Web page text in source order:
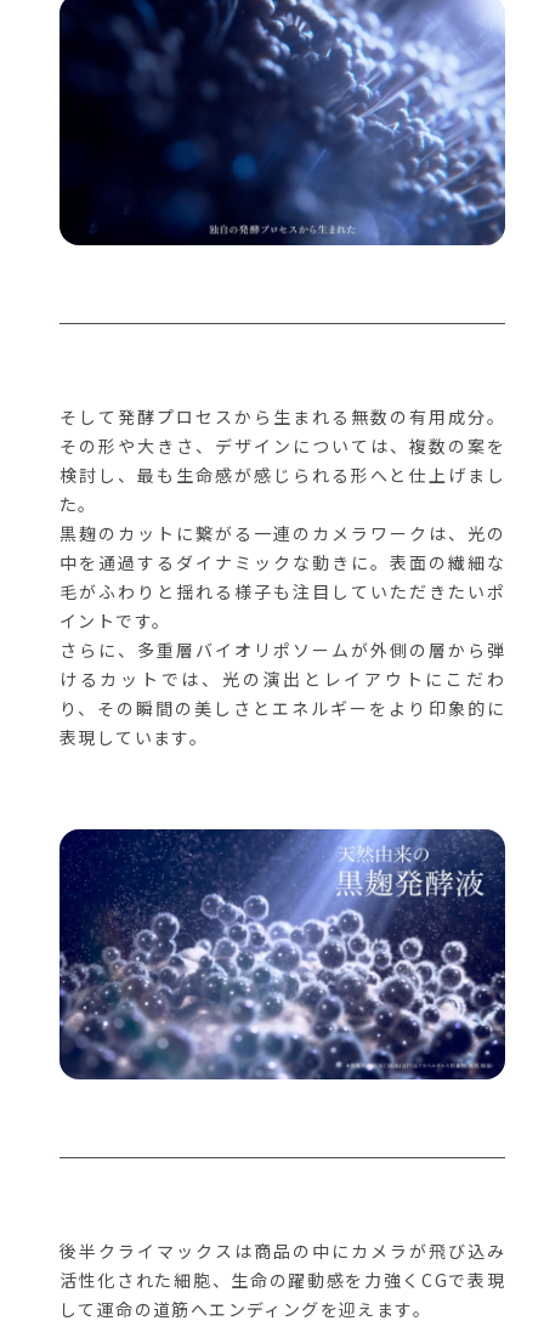
そして発酵プロセスから生まれる無数の有用成分。
その形や大きさ、デザインについては、複数の案を
検討し、最も生命感が感じられる形へと仕上げまし
た。
黒麹のカットに繋がる一連のカメラワークは、光の
中を通過するダイナミックな動きに。表面の繊細な
毛がふわりと揺れる様子も注目していただきたいポ
イントです。
さらに、多重層バイオリポソームが外側の層から弾
けるカットでは、光の演出とレイアウトにこだわ
り、その瞬間の美しさとエネルギーをより印象的に
表現しています。
後半クライマックスは商品の中にカメラが飛び込み
活性化された細胞、生命の躍動感を力強くCGで表現
して運命の道筋へエンディングを迎えます。